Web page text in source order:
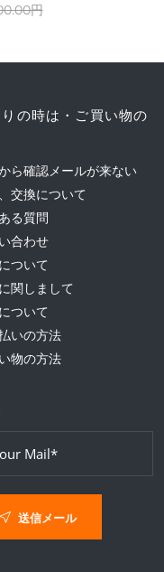
円
の時は・ご買い物の
ら確認メールが来ない
交換について
る質問
合わせ
ついて
関しまして
ついて
いの方法
物の方法
送信メール